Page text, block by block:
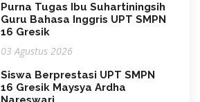
Purna Tugas Ibu Suhartiningsih
Guru Bahasa Inggris UPT SMPN
16 Gresik
03 Agustus 2026
Siswa Berprestasi UPT SMPN
16 Gresik Maysya Ardha